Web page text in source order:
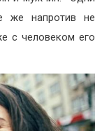
же напротив не
с человеком его